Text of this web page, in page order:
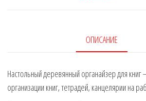
ОПИСАНИЕ
Настольный деревянный органайзер для книг
организации книг, тетрадей, канцелярии на